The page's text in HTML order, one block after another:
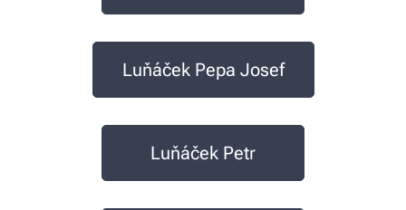
Luňáček Pepa Josef
Luňáček Petr